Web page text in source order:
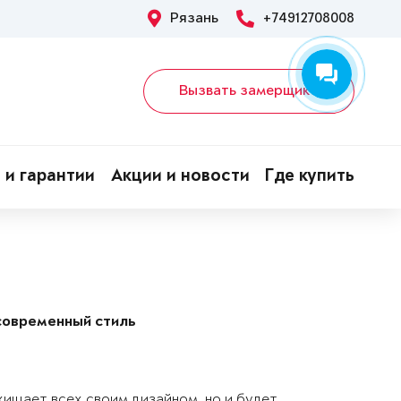
Рязань +74912708008
Вызвать замерщика
гарантии Акции и новости Где купить
стиль